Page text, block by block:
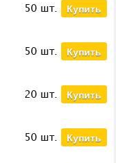
50 шт. Купить
50 шт. Купить
20 шт. Купить
50 шт. Купить